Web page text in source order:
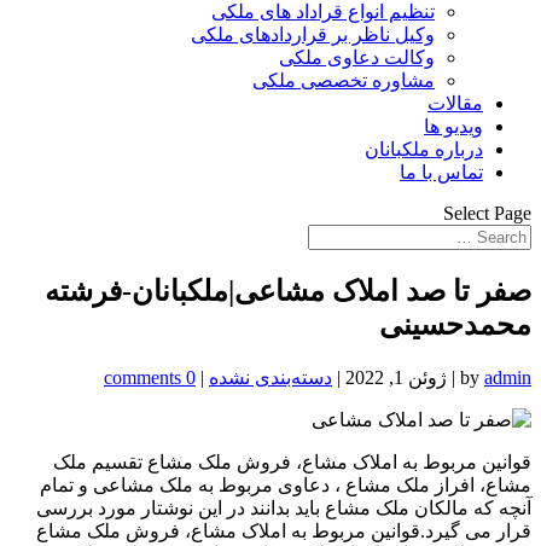
تنظیم انواع قراداد های ملکی
وکیل ناظر بر قراردادهای ملکی
وکالت دعاوی ملکی
مشاوره تخصصی ملکی
مقالات
ویدیو ها
درباره ملکبانان
تماس با ما
Select Page
صفر تا صد املاک مشاعی|ملکبانان-فرشته
محمدحسینی
by admin
| ژوئن 1, 2022 | دسته‌بندی نشده |
0 comments
قوانین مربوط به املاک مشاع، فروش ملک مشاع تقسیم ملک
مشاع، افراز ملک مشاع ، دعاوی مربوط به ملک مشاعی و تمام
آنچه که مالکان ملک مشاع باید بدانند در این نوشتار مورد بررسی
قرار می گیرد.قوانین مربوط به املاک مشاع، فروش ملک مشاع